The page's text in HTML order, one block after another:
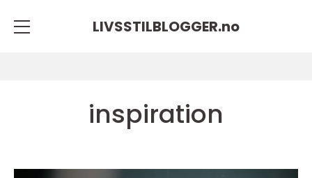
LIVSSTILBLOGGER.no
inspiration